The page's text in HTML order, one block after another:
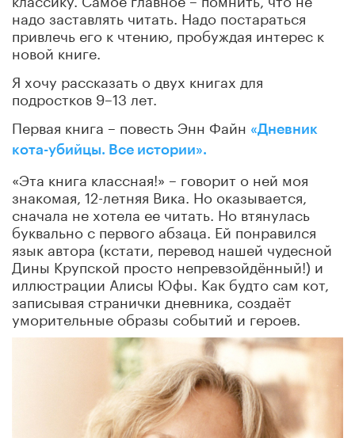
надо заставлять читать. Надо постараться
привлечь его к чтению, пробуждая интерес к
новой книге.
Я хочу рассказать о двух книгах для
подростков 9–13 лет.
Первая книга – повесть Энн Файн «Дневник
кота-убийцы. Все истории».
«Эта книга классная!» – говорит о ней моя
знакомая, 12-летняя Вика. Но оказывается,
сначала не хотела ее читать. Но втянулась
буквально с первого абзаца. Ей понравился
язык автора (кстати, перевод нашей чудесной
Дины Крупской просто непревзойдённый!) и
иллюстрации Алисы Юфы. Как будто сам кот,
записывая странички дневника, создаёт
уморительные образы событий и героев.